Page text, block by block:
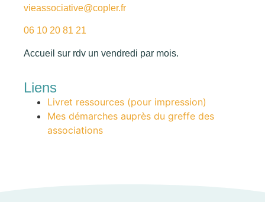
vieassociative@copler.fr
06 10 20 81 21
Accueil sur rdv un vendredi par mois.
Liens
Livret ressources (pour impression)
Mes démarches auprès du greffe des
associations